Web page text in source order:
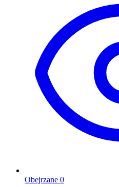
Obejrzane 0